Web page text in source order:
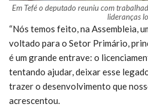
Em Tefé o deputado reuniu com
lideranças
“Nós temos feito, na Assembleia,
voltado para o Setor Primário,
é um grande entrave: o
tentando ajudar, deixar esse
trazer o desenvolvimento que
acrescentou.